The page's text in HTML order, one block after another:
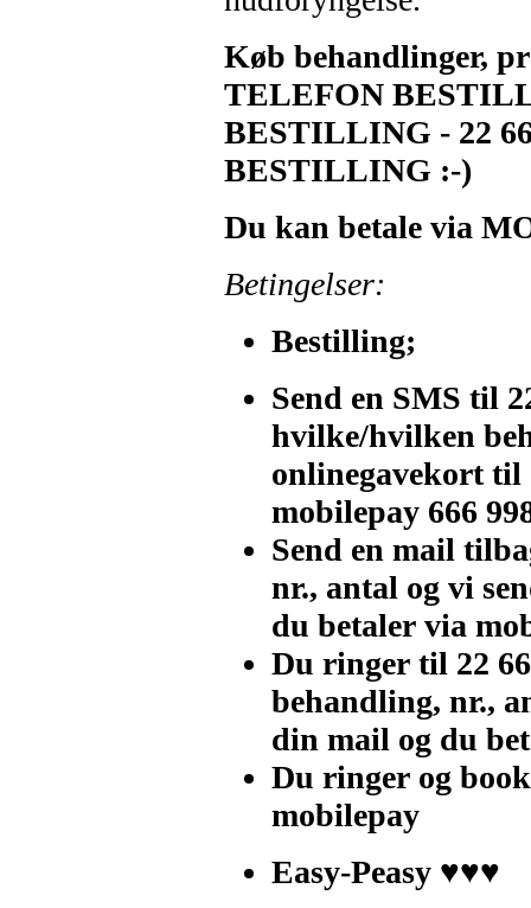
Køb behandlinger,
TELEFON
BESTILLING - 22
BESTILLING :-)
Du kan betale via
Betingelser:
Bestilling;
Send en SMS til
hvilke/hvilken
onlinegavekort
mobilepay 666
Send en mail
nr., antal og vi
du betaler via
Du ringer til 22
behandling, nr.,
din mail og du
Du ringer og
mobilepay
Easy-Peasy ♥♥♥